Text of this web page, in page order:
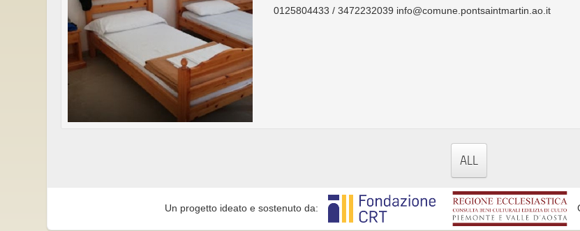
0125804433 / 3472232039 info@comune.pontsaintmartin.ao.it
ALL
Un progetto ideato e sostenuto da: